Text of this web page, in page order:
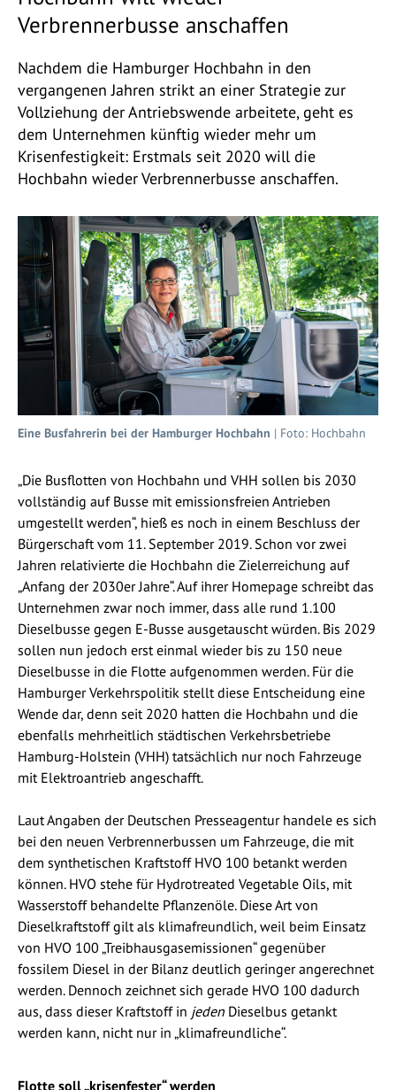
Verbrennerbusse anschaffen
Nachdem die Hamburger Hochbahn in den
vergangenen Jahren strikt an einer Strategie zur
Vollziehung der Antriebswende arbeitete, geht es
dem Unternehmen künftig wieder mehr um
Krisenfestigkeit: Erstmals seit 2020 will die
Hochbahn wieder Verbrennerbusse anschaffen.
Eine Busfahrerin bei der Hamburger Hochbahn | Foto: Hochbahn
„Die Busflotten von Hochbahn und VHH sollen bis 2030
vollständig auf Busse mit emissionsfreien Antrieben
umgestellt werden“, hieß es noch in einem Beschluss der
Bürgerschaft vom 11. September 2019. Schon vor zwei
Jahren relativierte die Hochbahn die Zielerreichung auf
„Anfang der 2030er Jahre“. Auf ihrer Homepage schreibt das
Unternehmen zwar noch immer, dass alle rund 1.100
Dieselbusse gegen E-Busse ausgetauscht würden. Bis 2029
sollen nun jedoch erst einmal wieder bis zu 150 neue
Dieselbusse in die Flotte aufgenommen werden. Für die
Hamburger Verkehrspolitik stellt diese Entscheidung eine
Wende dar, denn seit 2020 hatten die Hochbahn und die
ebenfalls mehrheitlich städtischen Verkehrsbetriebe
Hamburg-Holstein (VHH) tatsächlich nur noch Fahrzeuge
mit Elektroantrieb angeschafft.
Laut Angaben der Deutschen Presseagentur handele es sich
bei den neuen Verbrennerbussen um Fahrzeuge, die mit
dem synthetischen Kraftstoff HVO 100 betankt werden
können. HVO stehe für Hydrotreated Vegetable Oils, mit
Wasserstoff behandelte Pflanzenöle. Diese Art von
Dieselkraftstoff gilt als klimafreundlich, weil beim Einsatz
von HVO 100 „Treibhausgasemissionen“ gegenüber
fossilem Diesel in der Bilanz deutlich geringer angerechnet
werden. Dennoch zeichnet sich gerade HVO 100 dadurch
aus, dass dieser Kraftstoff in jeden Dieselbus getankt
werden kann, nicht nur in „klimafreundliche“.
Flotte soll „krisenfester“ werden